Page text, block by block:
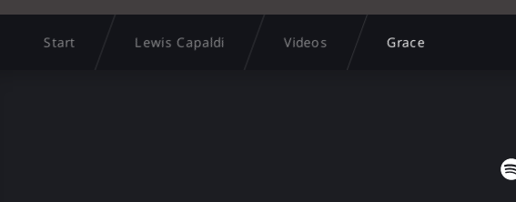
Start Lewis Capaldi Videos Grace